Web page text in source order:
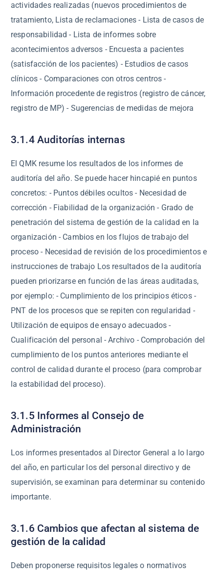
actividades realizadas (nuevos procedimientos de
tratamiento, Lista de reclamaciones - Lista de casos de
responsabilidad - Lista de informes sobre
acontecimientos adversos - Encuesta a pacientes
(satisfacción de los pacientes) - Estudios de casos
clínicos - Comparaciones con otros centros -
Información procedente de registros (registro de cáncer,
registro de MP) - Sugerencias de medidas de mejora
3.1.4 Auditorías internas
El QMK resume los resultados de los informes de
auditoría del año. Se puede hacer hincapié en puntos
concretos: - Puntos débiles ocultos - Necesidad de
corrección - Fiabilidad de la organización - Grado de
penetración del sistema de gestión de la calidad en la
organización - Cambios en los flujos de trabajo del
proceso - Necesidad de revisión de los procedimientos e
instrucciones de trabajo Los resultados de la auditoría
pueden priorizarse en función de las áreas auditadas,
por ejemplo: - Cumplimiento de los principios éticos -
PNT de los procesos que se repiten con regularidad -
Utilización de equipos de ensayo adecuados -
Cualificación del personal - Archivo - Comprobación del
cumplimiento de los puntos anteriores mediante el
control de calidad durante el proceso (para comprobar
la estabilidad del proceso).
3.1.5 Informes al Consejo de
Administración
Los informes presentados al Director General a lo largo
del año, en particular los del personal directivo y de
supervisión, se examinan para determinar su contenido
importante.
3.1.6 Cambios que afectan al sistema de
gestión de la calidad
Deben proponerse requisitos legales o normativos